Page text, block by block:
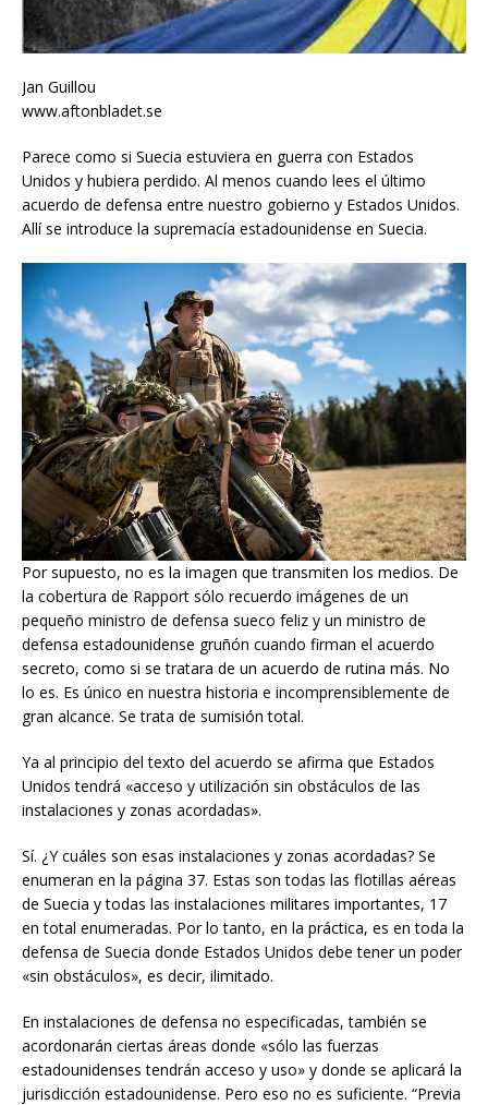
Jan Guillou
www.aftonbladet.se
Parece como si Suecia estuviera en guerra con Estados
Unidos y hubiera perdido. Al menos cuando lees el último
acuerdo de defensa entre nuestro gobierno y Estados Unidos.
Allí se introduce la supremacía estadounidense en Suecia.
Por supuesto, no es la imagen que transmiten los medios. De
la cobertura de Rapport sólo recuerdo imágenes de un
pequeño ministro de defensa sueco feliz y un ministro de
defensa estadounidense gruñón cuando firman el acuerdo
secreto, como si se tratara de un acuerdo de rutina más. No
lo es. Es único en nuestra historia e incomprensiblemente de
gran alcance. Se trata de sumisión total.
Ya al ​​principio del texto del acuerdo se afirma que Estados
Unidos tendrá «acceso y utilización sin obstáculos de las
instalaciones y zonas acordadas».
Sí. ¿Y cuáles son esas instalaciones y zonas acordadas? Se
enumeran en la página 37. Estas son todas las flotillas aéreas
de Suecia y todas las instalaciones militares importantes, 17
en total enumeradas. Por lo tanto, en la práctica, es en toda la
defensa de Suecia donde Estados Unidos debe tener un poder
«sin obstáculos», es decir, ilimitado.
En instalaciones de defensa no especificadas, también se
acordonarán ciertas áreas donde «sólo las fuerzas
estadounidenses tendrán acceso y uso» y donde se aplicará la
jurisdicción estadounidense. Pero eso no es suficiente. “Previa